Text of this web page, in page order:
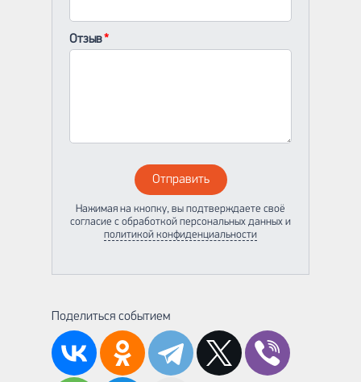
Отзыв
Отправить
Нажимая на кнопку, вы подтверждаете своё
согласие с обработкой персональных данных и
политикой конфиденциальности
Поделиться событием